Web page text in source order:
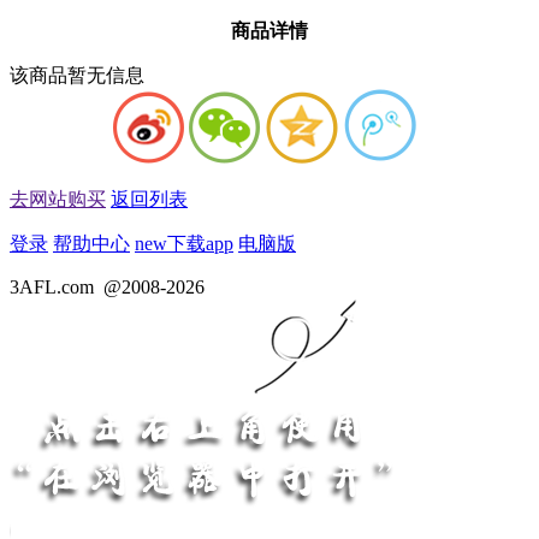
商品详情
该商品暂无信息
去网站购买 返回列表
登录 帮助中心 new下载app 电脑版
3AFL.com @2008-2026